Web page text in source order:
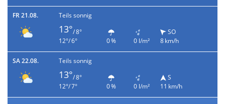
FR 21.08. Teils sonnig
13°/ 8°
12°/ 6°
0 % 0 l/m²
SO
8 km/h
SA 22.08. Teils sonnig
13°/ 8°
12°/ 7°
0 % 0 l/m²
S
11 km/h